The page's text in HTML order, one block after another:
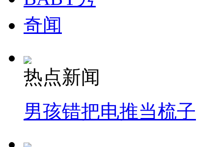
奇闻
热点新闻
男孩错把电推当梳子